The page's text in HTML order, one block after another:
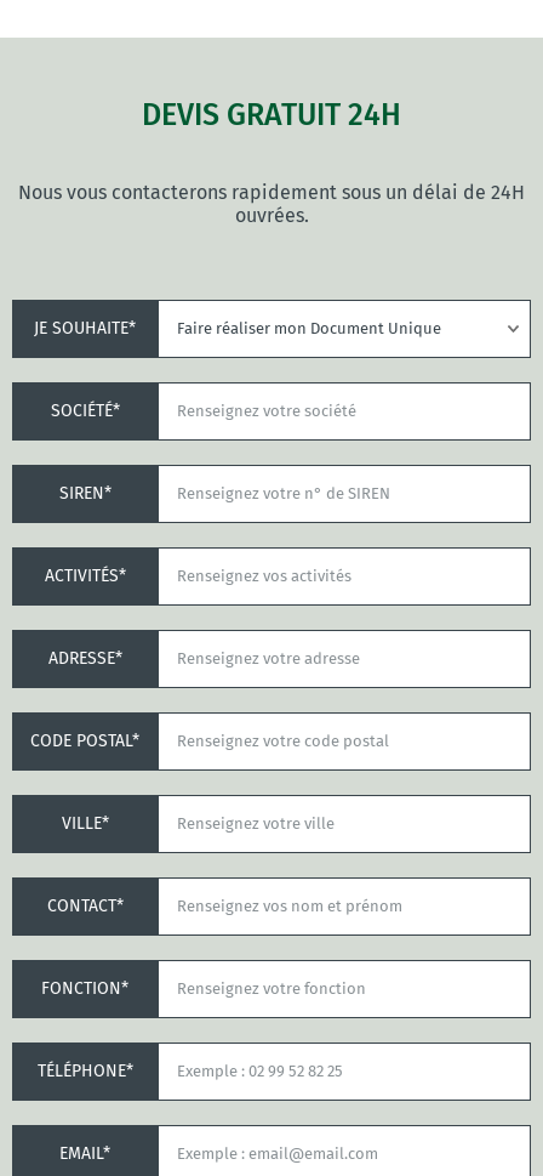
DEVIS GRATUIT 24H
Nous vous contacterons rapidement sous un délai de 24H
ouvrées.
JE SOUHAITE*
SOCIÉTÉ*
SIREN*
ACTIVITÉS*
ADRESSE*
CODE POSTAL*
VILLE*
CONTACT*
FONCTION*
TÉLÉPHONE*
EMAIL*